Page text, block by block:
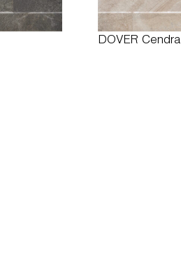
DOVER Cendra